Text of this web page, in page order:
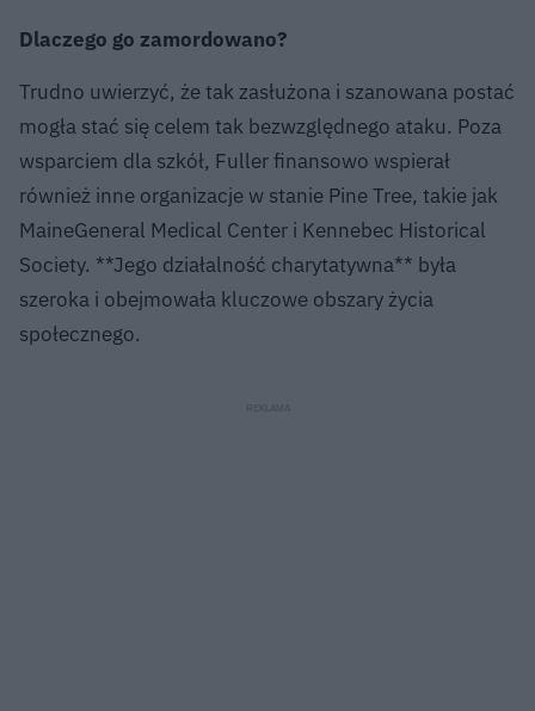
Dlaczego go zamordowano?
Trudno uwierzyć, że tak zasłużona i szanowana postać
mogła stać się celem tak bezwzględnego ataku. Poza
wsparciem dla szkół, Fuller finansowo wspierał
również inne organizacje w stanie Pine Tree, takie jak
MaineGeneral Medical Center i Kennebec Historical
Society. **Jego działalność charytatywna** była
szeroka i obejmowała kluczowe obszary życia
społecznego.